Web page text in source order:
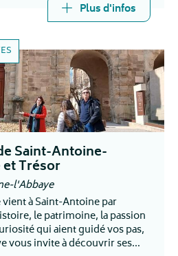
Plus d'infos
Saint-Antoine-
Trésor
l'Abbaye
à Saint-Antoine par
le patrimoine, la passion
qui aient guidé vos pas,
vous invite à découvrir ses